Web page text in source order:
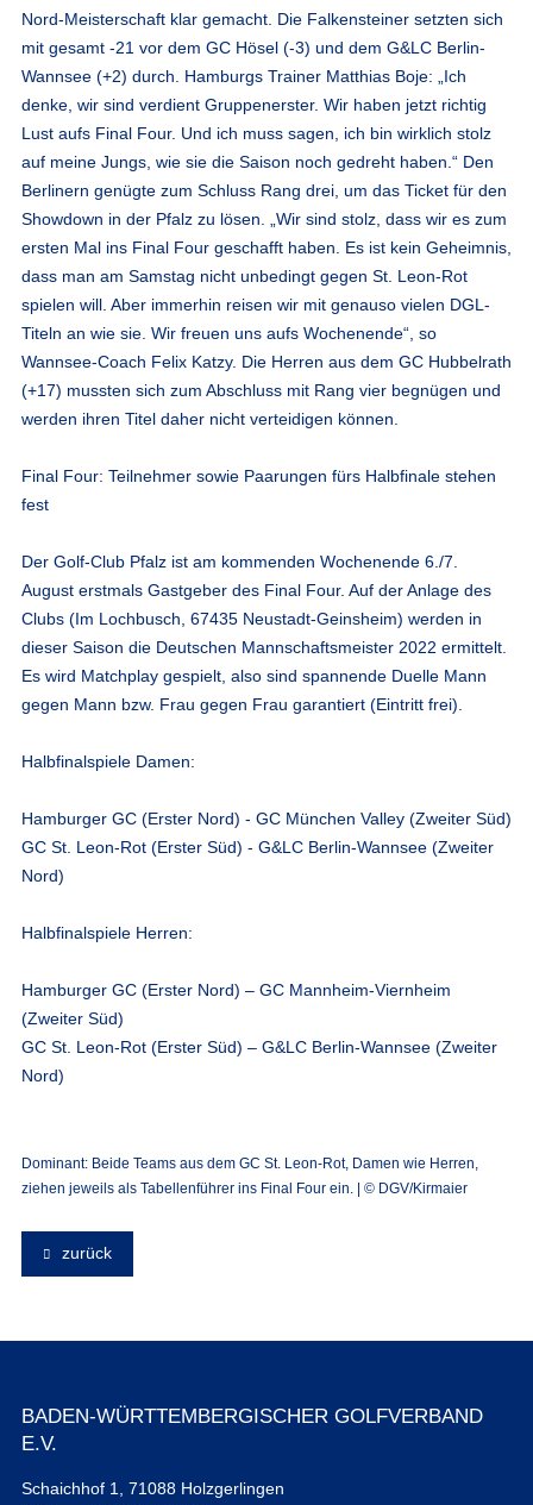
Nord-Meisterschaft klar gemacht. Die Falkensteiner setzten sich
mit gesamt -21 vor dem GC Hösel (-3) und dem G&LC Berlin-
Wannsee (+2) durch. Hamburgs Trainer Matthias Boje: „Ich
denke, wir sind verdient Gruppenerster. Wir haben jetzt richtig
Lust aufs Final Four. Und ich muss sagen, ich bin wirklich stolz
auf meine Jungs, wie sie die Saison noch gedreht haben.“ Den
Berlinern genügte zum Schluss Rang drei, um das Ticket für den
Showdown in der Pfalz zu lösen. „Wir sind stolz, dass wir es zum
ersten Mal ins Final Four geschafft haben. Es ist kein Geheimnis,
dass man am Samstag nicht unbedingt gegen St. Leon-Rot
spielen will. Aber immerhin reisen wir mit genauso vielen DGL-
Titeln an wie sie. Wir freuen uns aufs Wochenende“, so
Wannsee-Coach Felix Katzy. Die Herren aus dem GC Hubbelrath
(+17) mussten sich zum Abschluss mit Rang vier begnügen und
werden ihren Titel daher nicht verteidigen können.
Final Four: Teilnehmer sowie Paarungen fürs Halbfinale stehen
fest
Der Golf-Club Pfalz ist am kommenden Wochenende 6./7.
August erstmals Gastgeber des Final Four. Auf der Anlage des
Clubs (Im Lochbusch, 67435 Neustadt-Geinsheim) werden in
dieser Saison die Deutschen Mannschaftsmeister 2022 ermittelt.
Es wird Matchplay gespielt, also sind spannende Duelle Mann
gegen Mann bzw. Frau gegen Frau garantiert (Eintritt frei).
Halbfinalspiele Damen:
Hamburger GC (Erster Nord) - GC München Valley (Zweiter Süd)
GC St. Leon-Rot (Erster Süd) - G&LC Berlin-Wannsee (Zweiter
Nord)
Halbfinalspiele Herren:
Hamburger GC (Erster Nord) – GC Mannheim-Viernheim
(Zweiter Süd)
GC St. Leon-Rot (Erster Süd) – G&LC Berlin-Wannsee (Zweiter
Nord)
Dominant: Beide Teams aus dem GC St. Leon-Rot, Damen wie Herren,
ziehen jeweils als Tabellenführer ins Final Four ein. | © DGV/Kirmaier
zurück
BADEN-WÜRTTEMBERGISCHER GOLFVERBAND
E.V.
Schaichhof 1, 71088 Holzgerlingen